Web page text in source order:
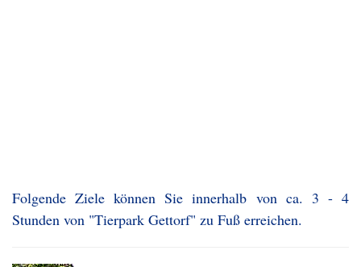
Folgende Ziele können Sie innerhalb von ca. 3 - 4
Stunden von "Tierpark Gettorf" zu Fuß erreichen.